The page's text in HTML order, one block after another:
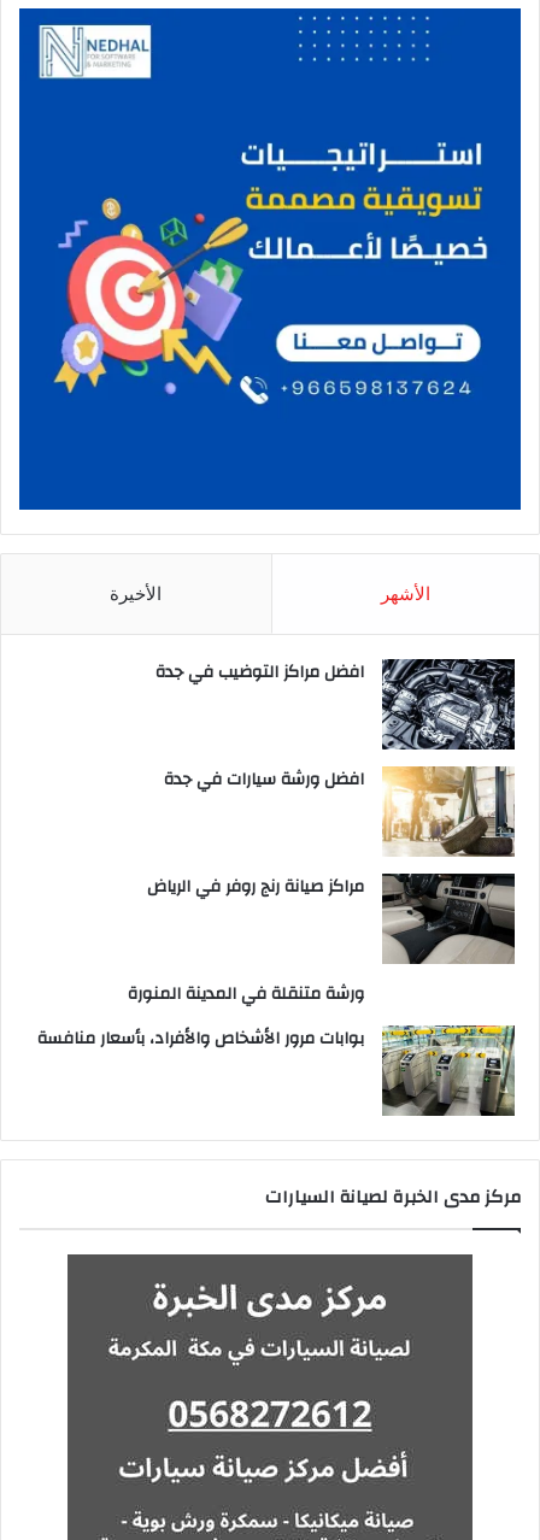
الأشهر الأخيرة
افضل مراكز التوضيب في جدة
افضل ورشة سيارات في جدة
مراكز صيانة رنج روفر في الرياض
ورشة متنقلة في المدينة المنورة
بوابات مرور الأشخاص والأفراد، بأسعار منافسة
مركز مدى الخبرة لصيانة السيارات